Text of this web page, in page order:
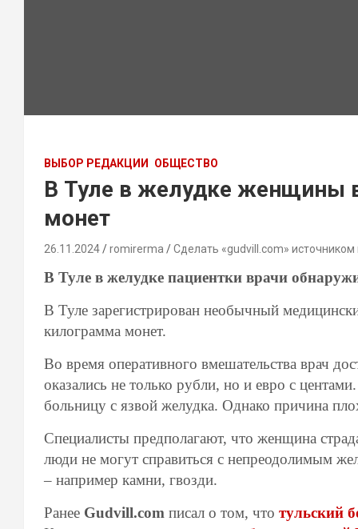
ВЫБОР РЕДАКЦИИ ОБЩЕСТВО
В Туле в желудке женщины
монет
26.11.2024 romirerma Сделать «gudvill.com» источником
В Туле в желудке пациентки врачи
В Туле зарегистрирован необычный
килограмма монет.
Во время оперативного вмешательства врач
оказались не только рубли, но и евро с
больницу с язвой желудка. Однако причина
Специалисты предполагают, что женщина
люди не могут справиться с непреодолимым
– например камни, гвозди.
Ранее Gudvill.com писал о том, что тульский